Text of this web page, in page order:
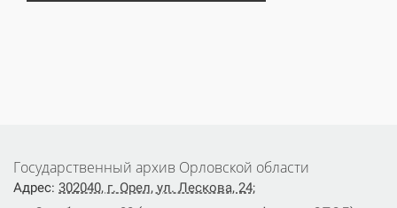
Государственный архив Орловской области
Адрес: 302040, г. Орел, ул. Лескова, 24;